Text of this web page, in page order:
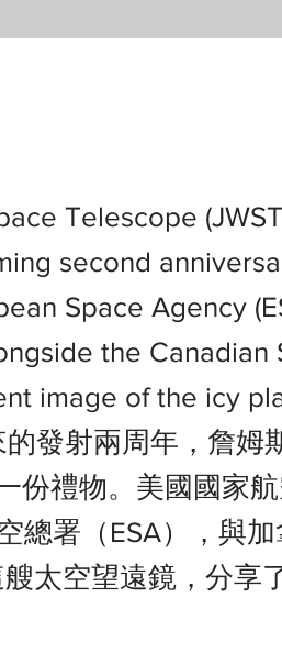
Telescope
second
Space Agency
the Canadian
image of the icy
發射兩周年，詹姆
份禮物。美國國家
總署（ESA），與
艘太空望遠鏡，分享